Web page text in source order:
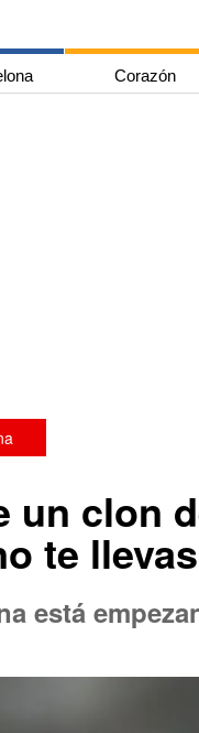
Corazón
un clon
te
está